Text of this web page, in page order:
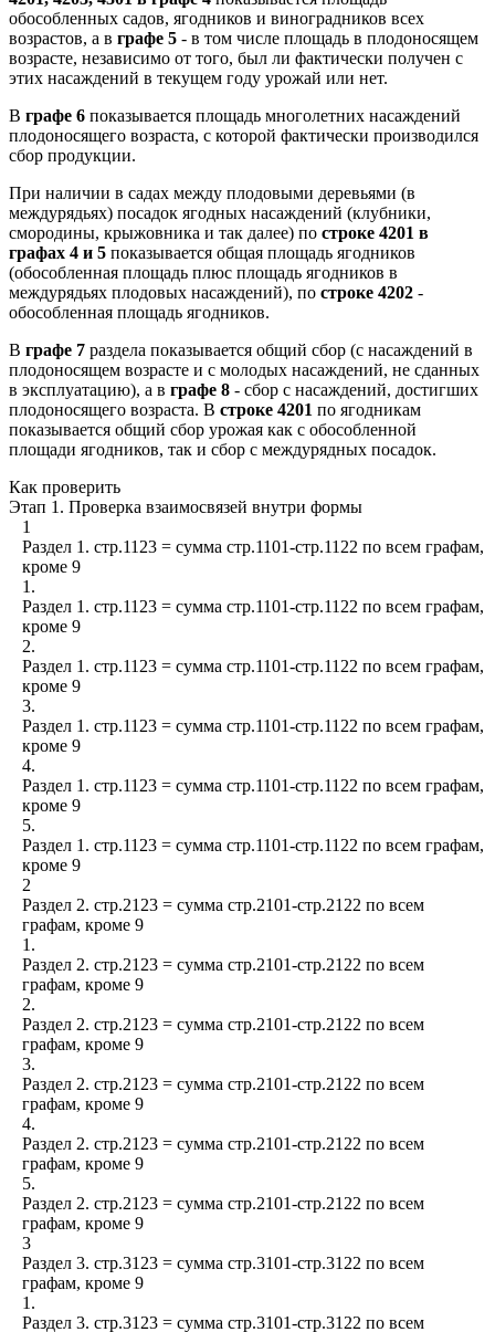
обособленных садов, ягодников и виноградников всех
возрастов, а в графе 5 - в том числе площадь в плодоносящем
возрасте, независимо от того, был ли фактически получен с
этих насаждений в текущем году урожай или нет.
В графе 6 показывается площадь многолетних насаждений
плодоносящего возраста, с которой фактически производился
сбор продукции.
При наличии в садах между плодовыми деревьями (в
междурядьях) посадок ягодных насаждений (клубники,
смородины, крыжовника и так далее) по строке 4201 в
графах 4 и 5 показывается общая площадь ягодников
(обособленная площадь плюс площадь ягодников в
междурядьях плодовых насаждений), по строке 4202 -
обособленная площадь ягодников.
В графе 7 раздела показывается общий сбор (с насаждений в
плодоносящем возрасте и с молодых насаждений, не сданных
в эксплуатацию), а в графе 8 - сбор с насаждений, достигших
плодоносящего возраста. В строке 4201 по ягодникам
показывается общий сбор урожая как с обособленной
площади ягодников, так и сбор с междурядных посадок.
Как проверить
Этап 1. Проверка взаимосвязей внутри формы
1
Раздел 1. стр.1123 = сумма стр.1101-стр.1122 по всем графам,
кроме 9
1.
Раздел 1. стр.1123 = сумма стр.1101-стр.1122 по всем графам,
кроме 9
2.
Раздел 1. стр.1123 = сумма стр.1101-стр.1122 по всем графам,
кроме 9
3.
Раздел 1. стр.1123 = сумма стр.1101-стр.1122 по всем графам,
кроме 9
4.
Раздел 1. стр.1123 = сумма стр.1101-стр.1122 по всем графам,
кроме 9
5.
Раздел 1. стр.1123 = сумма стр.1101-стр.1122 по всем графам,
кроме 9
2
Раздел 2. стр.2123 = сумма стр.2101-стр.2122 по всем
графам, кроме 9
1.
Раздел 2. стр.2123 = сумма стр.2101-стр.2122 по всем
графам, кроме 9
2.
Раздел 2. стр.2123 = сумма стр.2101-стр.2122 по всем
графам, кроме 9
3.
Раздел 2. стр.2123 = сумма стр.2101-стр.2122 по всем
графам, кроме 9
4.
Раздел 2. стр.2123 = сумма стр.2101-стр.2122 по всем
графам, кроме 9
5.
Раздел 2. стр.2123 = сумма стр.2101-стр.2122 по всем
графам, кроме 9
3
Раздел 3. стр.3123 = сумма стр.3101-стр.3122 по всем
графам, кроме 9
1.
Раздел 3. стр.3123 = сумма стр.3101-стр.3122 по всем